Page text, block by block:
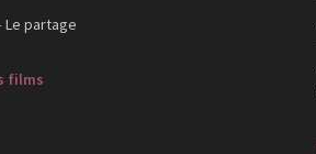
Le partage
films